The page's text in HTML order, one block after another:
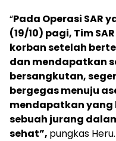
“Pada Operasi SAR
(19/10) pagi, Tim
korban setelah
dan mendapatkan
bersangkutan,
bergegas menuju
mendapatkan
sebuah jurang
sehat”, pungkas Heru.